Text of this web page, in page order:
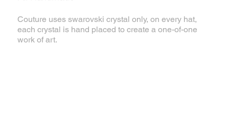
Couture uses swarovski crystal only, on every hat,
each crystal is hand placed to create a one-of-one
work of art.